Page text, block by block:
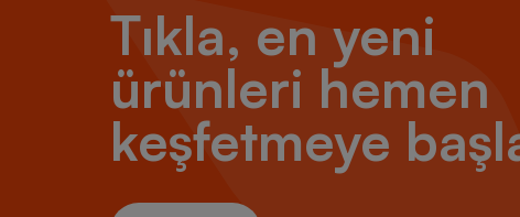
Tıkla, en yeni
ürünleri hemen
keşfetmeye